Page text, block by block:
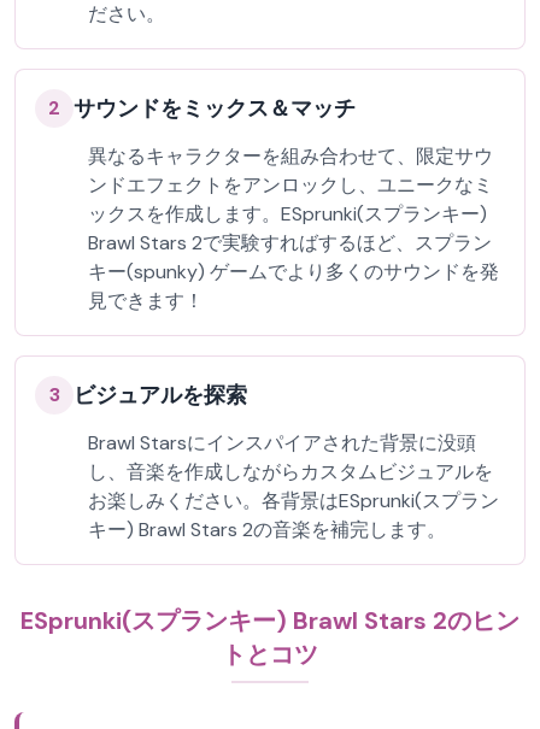
ださい。
2 サウンドをミックス＆マッチ
異なるキャラクターを組み合わせて、限定サウ
ンドエフェクトをアンロックし、ユニークなミ
ックスを作成します。ESprunki(スプランキー)
Brawl Stars 2で実験すればするほど、スプラン
キー(spunky) ゲームでより多くのサウンドを発
見できます！
3 ビジュアルを探索
Brawl Starsにインスパイアされた背景に没頭
し、音楽を作成しながらカスタムビジュアルを
お楽しみください。各背景はESprunki(スプラン
キー) Brawl Stars 2の音楽を補完します。
ESprunki(スプランキー) Brawl Stars 2のヒン
トとコツ